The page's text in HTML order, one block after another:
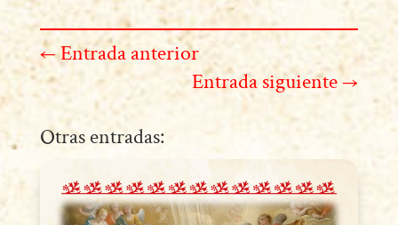
←Entrada anterior
Entrada siguiente→
Otras entradas: